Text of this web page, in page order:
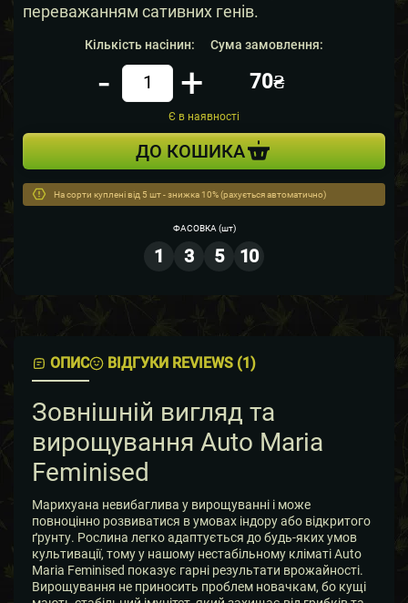
переважанням сативних генів.
Кількість насінин:
Кiлькiсть
- +
Сума замовлення:
70₴
Є в наявності
ДО КОШИКА
На сорти куплені від 5 шт - знижка 10% (рахується автоматично)
ФАСОВКА (шт)
1 3 5 10
ОПИС ВІДГУКИ REVIEWS (1)
Зовнішній вигляд та
вирощування Auto Maria
Feminised
Марихуана невибаглива у вирощуванні і може
повноцінно розвиватися в умовах індору або відкритого
ґрунту. Рослина легко адаптується до будь-яких умов
культивації, тому у нашому нестабільному кліматі Auto
Maria Feminised показує гарні результати врожайності.
Вирощування не приносить проблем новачкам, бо кущі